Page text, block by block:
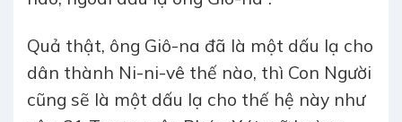
Quả thật, ông Giô-na đã là một dấu lạ cho
dân thành Ni-ni-vê thế nào, thì Con Người
cũng sẽ là một dấu lạ cho thế hệ này như